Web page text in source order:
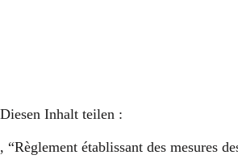
Diesen Inhalt teilen :
, “Règlement établissant des mesures